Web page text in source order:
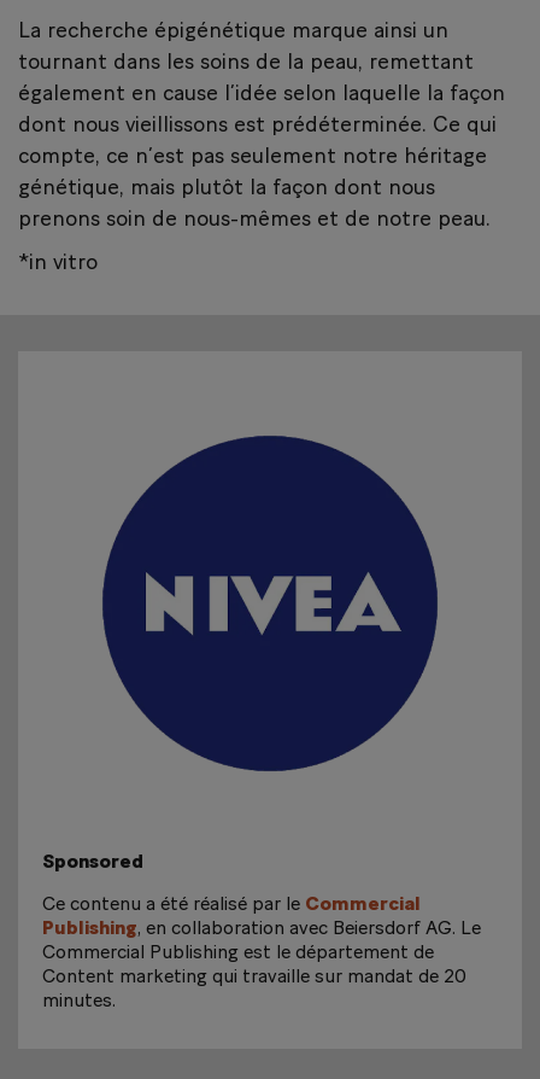
La recherche épigénétique marque ainsi un
tournant dans les soins de la peau, remettant
également en cause l’idée selon laquelle la façon
dont nous vieillissons est prédéterminée. Ce qui
compte, ce n’est pas seulement notre héritage
génétique, mais plutôt la façon dont nous
prenons soin de nous-mêmes et de notre peau.
*in vitro
Sponsored
Ce contenu a été réalisé par le Commercial
Publishing, en collaboration avec Beiersdorf AG. Le
Commercial Publishing est le département de
Content marketing qui travaille sur mandat de 20
minutes.